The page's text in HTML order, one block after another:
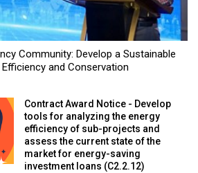
Community: Develop a Sustainable
and Conservation
Contract Award Notice - Develop
tools for analyzing the energy
efficiency of sub-projects and
assess the current state of the
market for energy-saving
investment loans (C2.2.12)